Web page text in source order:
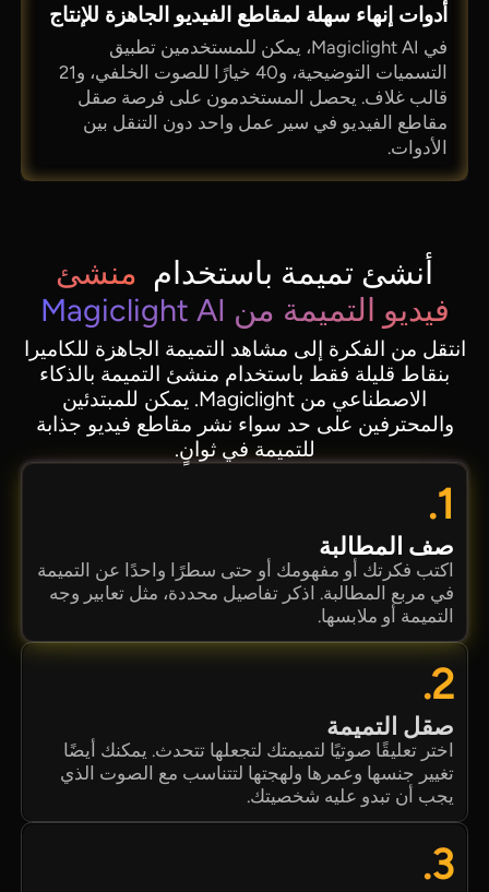
أدوات إنهاء سهلة لمقاطع الفيديو الجاهزة للإنتاج
في Magiclight AI، يمكن للمستخدمين تطبيق
التسميات التوضيحية، و40 خيارًا للصوت الخلفي، و21
قالب غلاف. يحصل المستخدمون على فرصة صقل
مقاطع الفيديو في سير عمل واحد دون التنقل بين
الأدوات.
أنشئ تميمة باستخدام منشئ
فيديو التميمة من Magiclight AI
انتقل من الفكرة إلى مشاهد التميمة الجاهزة للكاميرا
بنقاط قليلة فقط باستخدام منشئ التميمة بالذكاء
الاصطناعي من Magiclight. يمكن للمبتدئين
والمحترفين على حد سواء نشر مقاطع فيديو جذابة
للتميمة في ثوانٍ.
1.
صف المطالبة
اكتب فكرتك أو مفهومك أو حتى سطرًا واحدًا عن التميمة
في مربع المطالبة. اذكر تفاصيل محددة، مثل تعابير وجه
التميمة أو ملابسها.
2.
صقل التميمة
اختر تعليقًا صوتيًا لتميمتك لتجعلها تتحدث. يمكنك أيضًا
تغيير جنسها وعمرها ولهجتها لتتناسب مع الصوت الذي
يجب أن تبدو عليه شخصيتك.
3.